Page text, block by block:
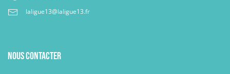
laligue13@laligue13.fr
Nous contacter